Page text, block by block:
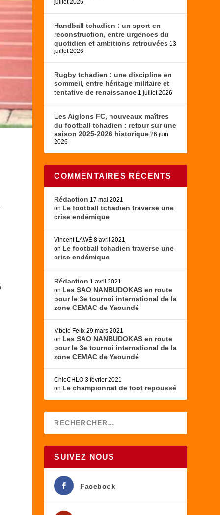
juillet 2026
Handball tchadien : un sport en
reconstruction, entre urgences du
quotidien et ambitions retrouvées 13
juillet 2026
Rugby tchadien : une discipline en
sommeil, entre héritage militaire et
tentative de renaissance 1 juillet 2026
Les Aiglons FC, nouveaux maîtres
du football tchadien : retour sur une
saison 2025-2026 historique 26 juin
2026
COMMENTAIRES RÉCENTS
Rédaction 17 mai 2021
on Le football tchadien traverse une
crise endémique
Vincent LAWÉ 8 avril 2021
on Le football tchadien traverse une
crise endémique
Rédaction 1 avril 2021
on Les SAO NANBUDOKAS en route
pour le 3e tournoi international de la
zone CEMAC de Yaoundé
Mbete Felix 29 mars 2021
on Les SAO NANBUDOKAS en route
pour le 3e tournoi international de la
zone CEMAC de Yaoundé
ChloCHLO 3 février 2021
on Le championnat de foot repoussé
SUIVEZ NOUS
Facebook